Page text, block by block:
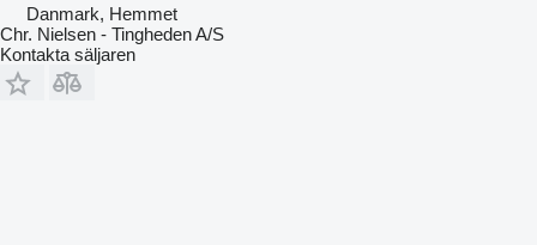
Danmark, Hemmet
Chr. Nielsen - Tingheden A/S
Kontakta säljaren